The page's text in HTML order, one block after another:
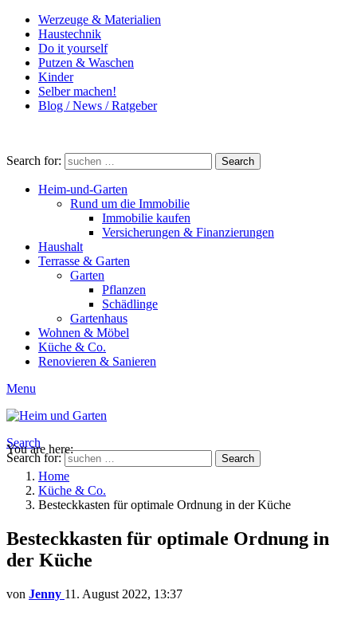
Werzeuge & Materialien
Haustechnik
Do it yourself
Putzen & Waschen
Kinder
Selber machen!
Blog / News / Ratgeber
Search for: Search
Heim-und-Garten
Rund um die Immobilie
Immobilie kaufen
Versicherungen & Finanzierungen
Haushalt
Terrasse & Garten
Garten
Pflanzen
Schädlinge
Gartenhaus
Wohnen & Möbel
Küche & Co.
Renovieren & Sanieren
Menu
Search
Search for:
Search
You are here:
Home
Küche & Co.
Besteckkasten für optimale Ordnung in der Küche
Besteckkasten für optimale Ordnung in
der Küche
von Jenny 11. August 2022, 13:37